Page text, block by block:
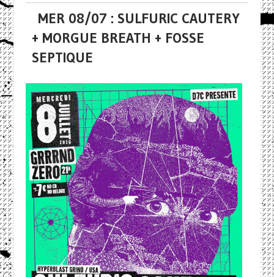
MER 08/07 : SULFURIC CAUTERY
+ MORGUE BREATH + FOSSE
SEPTIQUE